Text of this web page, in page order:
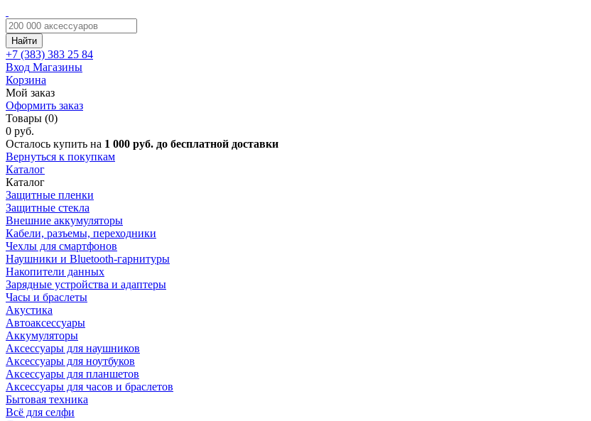
Найти
+7 (383) 383 25 84
Вход Магазины
Корзина
Мой заказ
Оформить заказ
Товары (0)
0 руб.
Осталось купить на 1 000 руб. до бесплатной доставки
Вернуться к покупкам
Каталог
Каталог
Защитные пленки
Защитные стекла
Внешние аккумуляторы
Кабели, разъемы, переходники
Чехлы для смартфонов
Наушники и Bluetooth-гарнитуры
Накопители данных
Зарядные устройства и адаптеры
Часы и браслеты
Акустика
Автоаксессуары
Аккумуляторы
Аксессуары для наушников
Аксессуары для ноутбуков
Аксессуары для планшетов
Аксессуары для часов и браслетов
Бытовая техника
Всё для селфи